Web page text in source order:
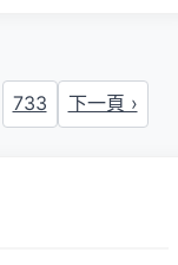
733 下一頁 ›